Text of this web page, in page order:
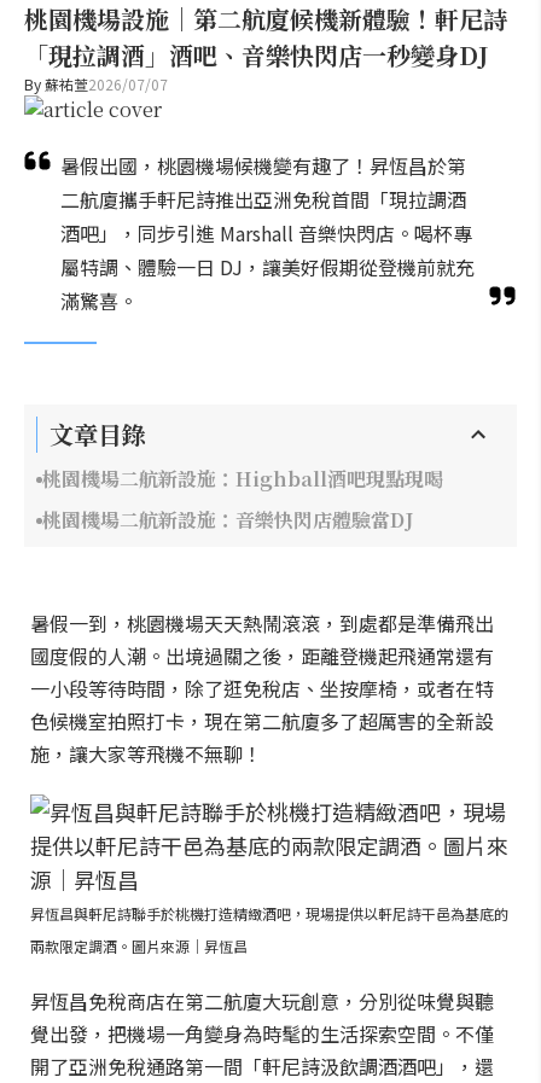
桃園機場設施｜第二航廈候機新體驗！軒尼詩
「現拉調酒」酒吧、音樂快閃店一秒變身DJ
By蘇祐萱2026/07/07
暑假出國，桃園機場候機變有趣了！昇恆昌於第
二航廈攜手軒尼詩推出亞洲免稅首間「現拉調酒
酒吧」，同步引進 Marshall 音樂快閃店。喝杯專
屬特調、體驗一日 DJ，讓美好假期從登機前就充
滿驚喜。
文章目錄
桃園機場二航新設施：Highball酒吧現點現喝
桃園機場二航新設施：音樂快閃店體驗當DJ
暑假一到，桃園機場天天熱鬧滾滾，到處都是準備飛出
國度假的人潮。出境過關之後，距離登機起飛通常還有
一小段等待時間，除了逛免稅店、坐按摩椅，或者在特
色候機室拍照打卡，現在第二航廈多了超厲害的全新設
施，讓大家等飛機不無聊！
昇恆昌與軒尼詩聯手於桃機打造精緻酒吧，現場提供以軒尼詩干邑為基底的
兩款限定調酒。圖片來源｜昇恆昌
昇恆昌免稅商店在第二航廈大玩創意，分別從味覺與聽
覺出發，把機場一角變身為時髦的生活探索空間。不僅
開了亞洲免稅通路第一間「軒尼詩汲飲調酒酒吧」，還